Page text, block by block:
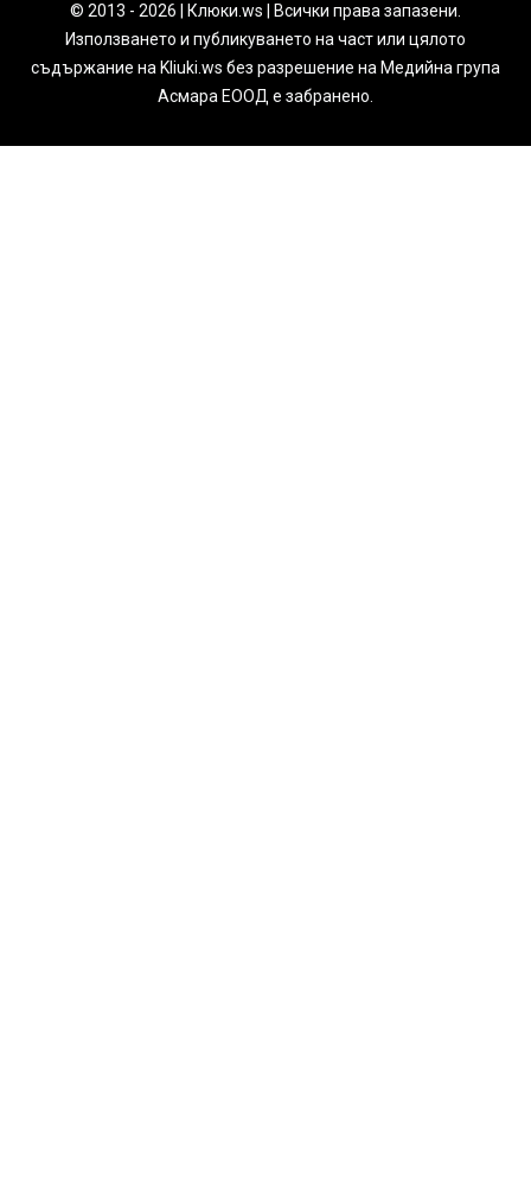
© 2013 - 2026 | Клюки.ws | Всички права запазени.
Използването и публикуването на част или цялото
съдържание на Kliuki.ws без разрешение на Медийна група
Асмара ЕООД е забранено.